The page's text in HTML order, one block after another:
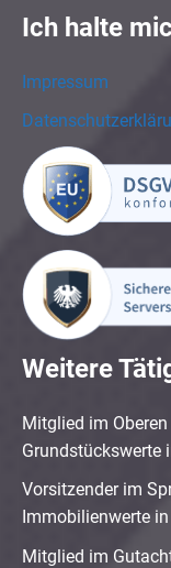
Ich halte
Impressum
Weitere
Mitglied im
Grundstückswerte
Vorsitzender im
Immobilienwerte
Mitglied im